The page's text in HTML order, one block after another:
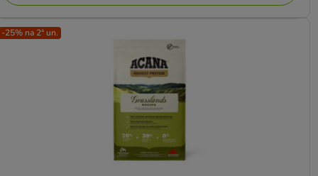
-25% na 2ª un.